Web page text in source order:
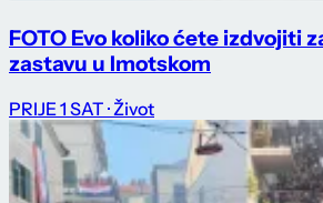
FOTO Evo koliko ćete izdvojiti
zastavu u Imotskom
PRIJE 1 SAT · Život